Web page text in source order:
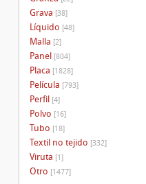
Grava [38]
Líquido [48]
Malla [2]
Panel [804]
Placa [1828]
Película [793]
Perfil [4]
Polvo [16]
Tubo [18]
Textil no tejido [332]
Viruta [1]
Otro [1477]